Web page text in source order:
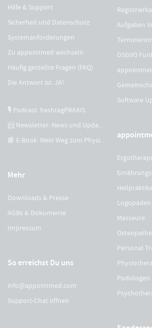
Hilfe & Support
Sicherheit und Datenschutz
Systemanforderungen
Zu appointmed wechseln
Häufig gestellte Fragen (FAQ)
Die Antwort ist: JA!
🎙 Podcast: hashtagPRAXIS
📨 Newsletter: News und Updates
📘 E-Book: Mein Weg zum Physiotherapeuten
Mehr
Downloads & Presse
AGBs & Dokumente
Impressum
So erreichst Du uns
info@appointmed.com
Support-Chat öffnen
Aufgaben
DSGVO
Software
Logopäden
Masseure
Personal
Podologen